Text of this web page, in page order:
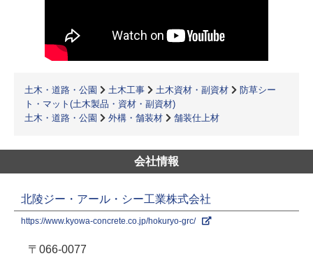
土木・道路・公園 土木工事 土木資材・副資材
防草シー
ト・マット(土木製品・資材・副資材)
土木・道路・公園
外構・舗装材 舗装仕上材
会社情報
北陵ジー・アール・シー工業株式会社
https://www.kyowa-concrete.co.jp/hokuryo-grc/
〒066-0077